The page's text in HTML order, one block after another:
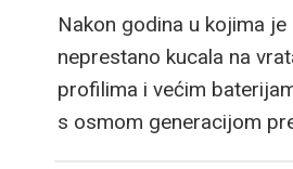
Nakon godina u kojima je
neprestano kucala na
profilima i većim
s osmom generacijom